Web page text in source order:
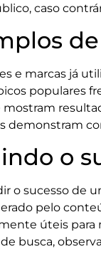
caso
e marcas já
populares
mostram
demonstram
o
o sucesso de
pelo
úteis para
busca,